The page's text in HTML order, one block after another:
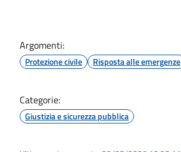
Argomenti:
Protezione civile Risposta alle emergenze
Categorie:
Giustizia e sicurezza pubblica